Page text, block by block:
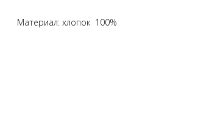
Материал: хлопок 100%